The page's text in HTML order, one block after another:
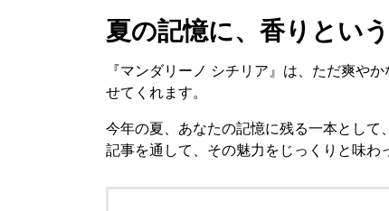
夏の記憶に、香りとい
『マンダリーノ シチリア』は、ただ爽や
せてくれます。
今年の夏、あなたの記憶に残る一本として
記事を通して、その魅力をじっくりと味わ